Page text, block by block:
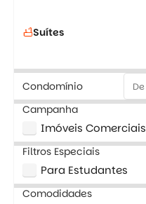
bathtubSuítes
Condomínio
Campanha
Imóveis Comerciais
Filtros Especiais
Para Estudantes
Comodidades